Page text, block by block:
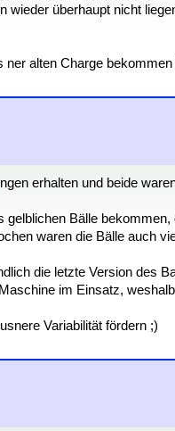
wieder überhaupt nicht
ner alten Charge
erhalten und beide
Bälle
waren die Bälle auch
die letzte Version des
im Einsatz,
Variabilität fördern ;)